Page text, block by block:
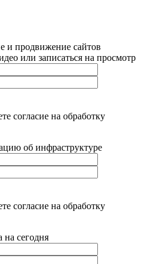
и продвижение сайтов
или записаться на просмотр
согласие на обработку
об инфраструктуре
согласие на обработку
на сегодня